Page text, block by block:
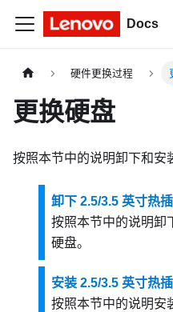
Docs
硬件更换过程
更换硬盘
按照本节中的说明卸下和安
卸下 2.5/3.5 英寸热
按照本节中的说明卸
硬盘。
安装 2.5/3.5 英寸热
按照本节中的说明安